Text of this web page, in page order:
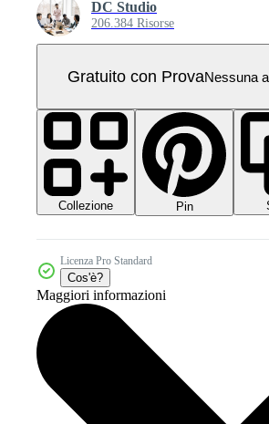
DC Studio
206.384 Risorse
Gratuito con ProvaNessuna
Collezione Pin
Licenza Pro Standard
Cos'è?
Maggiori informazioni